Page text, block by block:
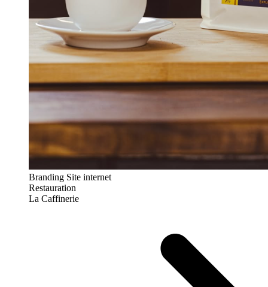
Branding Site internet
Restauration
La Caffinerie